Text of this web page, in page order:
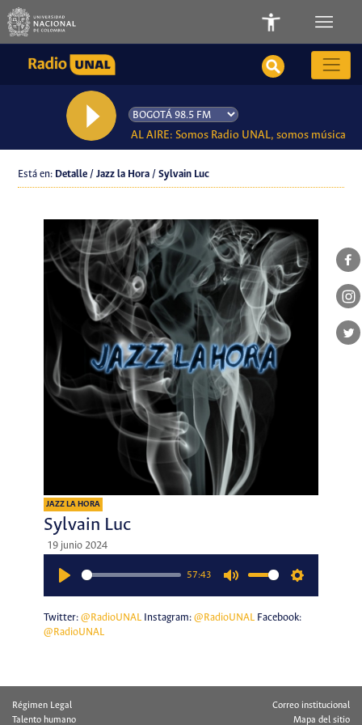
AL AIRE: Somos Radio UNAL, somos música
Está en: Detalle / Jazz la Hora / Sylvain Luc
JAZZ LA HORA
Sylvain Luc
19 junio 2024
57:43
Twitter: @RadioUNALInstagram: @RadioUNALFacebook:
@RadioUNAL
Régimen Legal
Talento humano
Correo institucional
Mapa del sitio